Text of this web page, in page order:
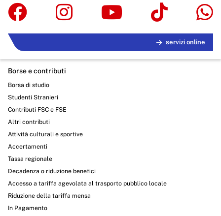
servizi online
Borse e contributi
Borsa di studio
Studenti Stranieri
Contributi FSC e FSE
Altri contributi
Attività culturali e sportive
Accertamenti
Tassa regionale
Decadenza o riduzione benefici
Accesso a tariffa agevolata al trasporto pubblico locale
Riduzione della tariffa mensa
In Pagamento